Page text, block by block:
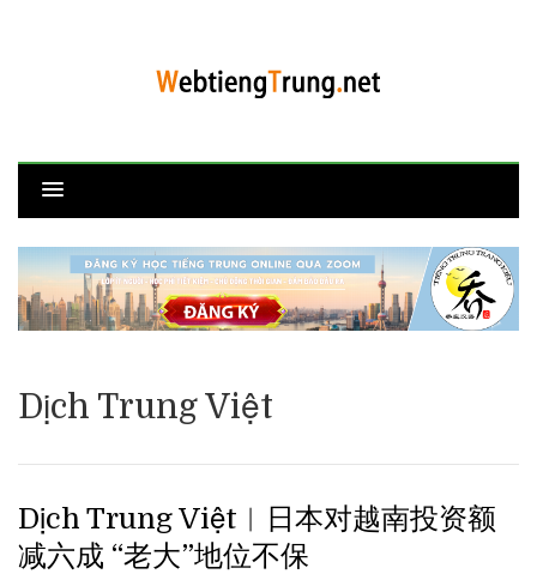
Dịch Trung Việt
Dịch Trung Việt︱日本对越南投资额
减六成 “老大”地位不保